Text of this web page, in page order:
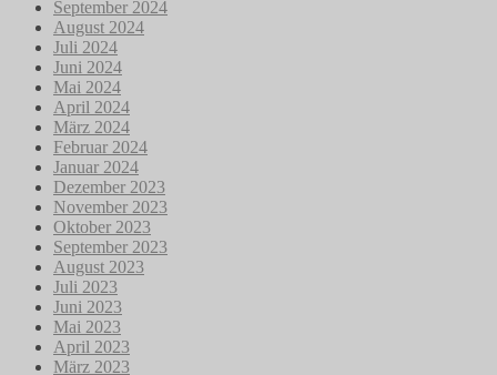
September 2024
August 2024
Juli 2024
Juni 2024
Mai 2024
April 2024
März 2024
Februar 2024
Januar 2024
Dezember 2023
November 2023
Oktober 2023
September 2023
August 2023
Juli 2023
Juni 2023
Mai 2023
April 2023
März 2023